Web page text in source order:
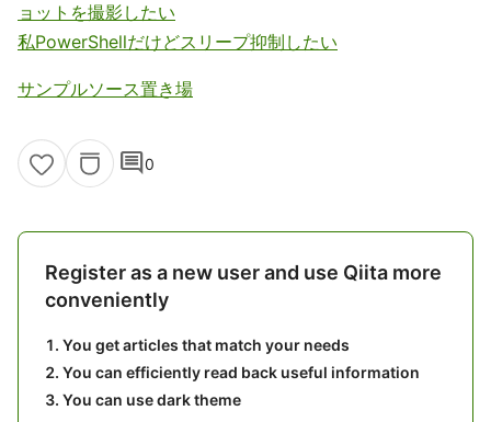
ョットを撮影したい
私PowerShellだけどスリープ抑制したい
サンプルソース置き場
comment0
Register as a new user and use Qiita more
conveniently
You get articles that match your needs
You can efficiently read back useful information
You can use dark theme